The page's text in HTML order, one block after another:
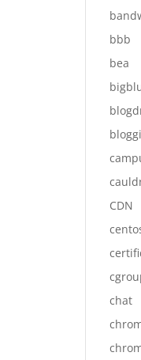
bbb
bea
CDN
chat